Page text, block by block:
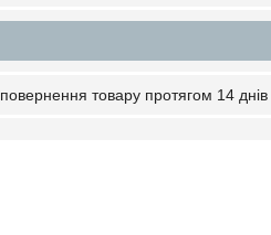
повернення товару протягом 14 днів